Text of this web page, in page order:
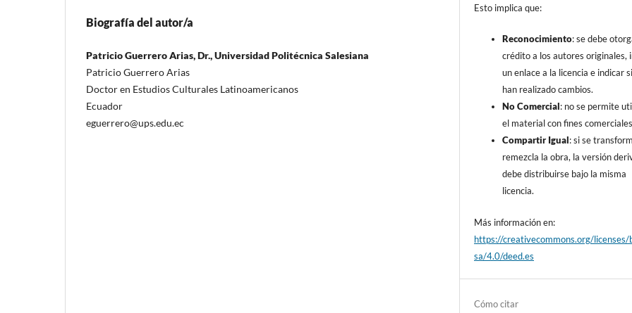
Biografía del autor/a
Patricio Guerrero Arias, Dr., Universidad Politécnica Salesiana
Patricio Guerrero Arias
Doctor en Estudios Culturales Latinoamericanos
Ecuador
eguerrero@ups.edu.ec
Esto implica que:
Reconocimiento: se debe
crédito a los autores originales,
un enlace a la licencia e indicar
han realizado cambios.
No Comercial: no se permite
el material con fines
Compartir Igual: si se
remezcla la obra, la versión
debe distribuirse bajo la misma
licencia.
Más información en:
https://creativecommons.org/licenses/
sa/4.0/deed.es
Cómo citar